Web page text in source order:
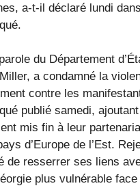
a-t-il déclaré lundi
du Département
a condamné la
contre les
publié samedi,
mis fin à leur
d’Europe de l’Est.
de resserrer ses liens
plus vulnérable